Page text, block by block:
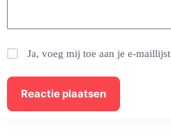
Ja, voeg mij toe aan je e-maillijst
Reactie plaatsen